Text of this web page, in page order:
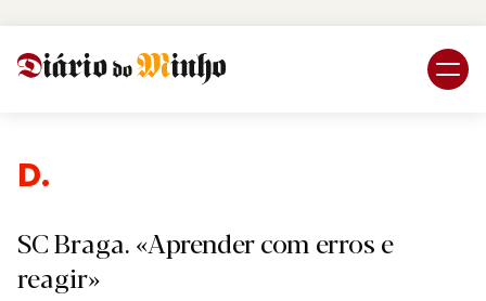
Des
SC Braga. «Aprender com erros e
reagir»